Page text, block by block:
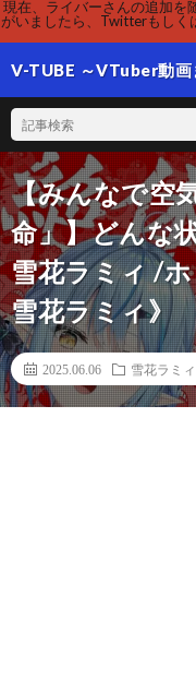
現在、ライバーさんの追加を
がいましたら、Twitterもしく
V-TUBE ～VTuber動画
【みんなで空
命」】どんな
雪花ラミィ /
雪花ラミィ》
2025.06.06 雪花ラミィ